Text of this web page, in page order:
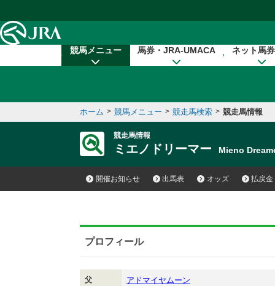
競馬メニュー 馬券・JRA-UMACA ネット馬
ホーム > 競馬メニュー > 競走馬検索 > 競走馬情報
競走馬情報
ミエノドリーマー Mieno
開催お知らせ 出馬表 オッズ 払戻金
プロフィール
父 アドマイヤムーン